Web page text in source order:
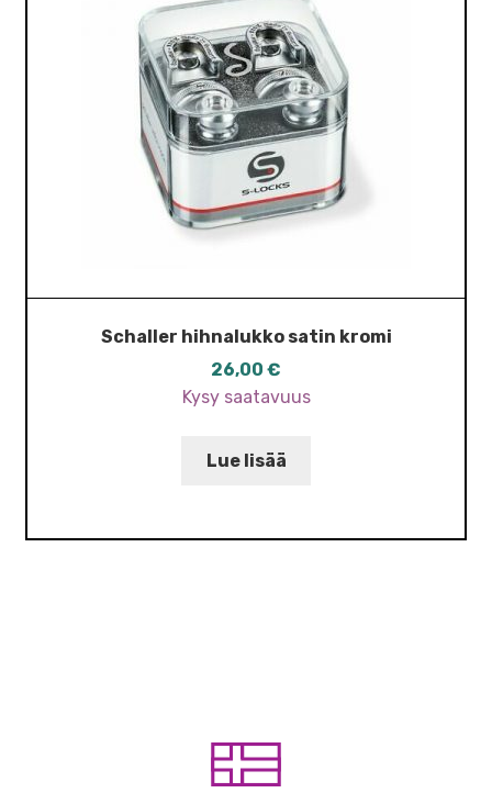
Schaller hihnalukko satin kromi
26,00 €
Kysy saatavuus
Lue lisää